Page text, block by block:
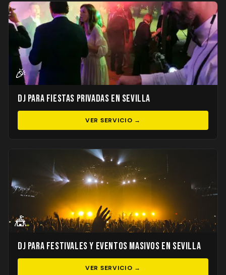
🎉
DJ para Fiestas Privadas en Sevilla
VER SERVICIO →
🎪
DJ para Festivales y Eventos Masivos en Sevilla
VER SERVICIO →